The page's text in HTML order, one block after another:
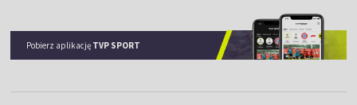
Pobierz aplikację TVP SPORT